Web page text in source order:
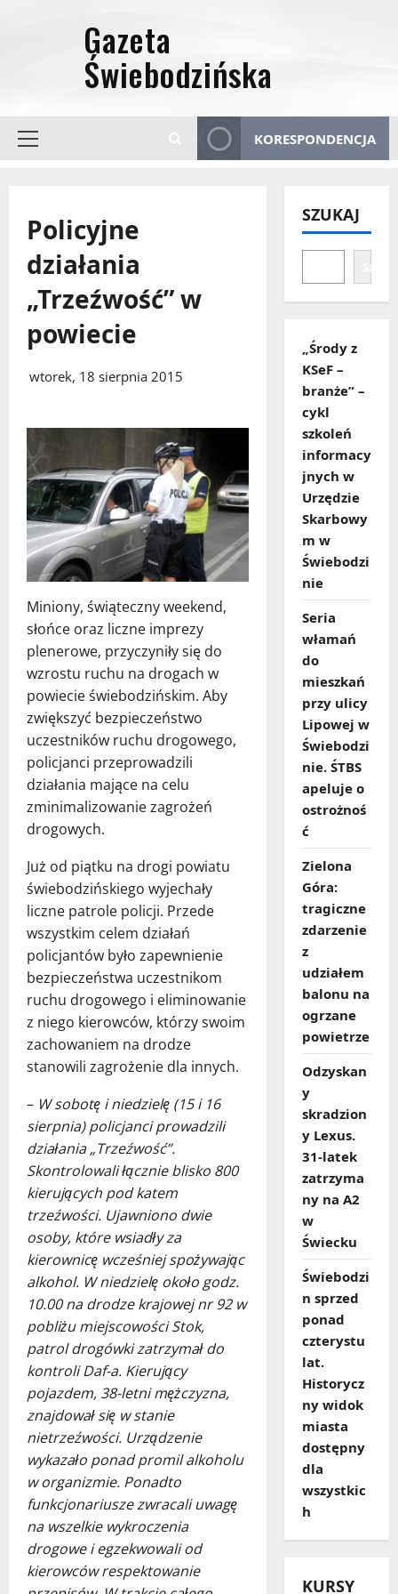
Menu
KORESPONDENCJA
Policyjne
działania
„Trzeźwość” w
powiecie
wtorek, 18 sierpnia 2015
Miniony, świąteczny weekend,
słońce oraz liczne imprezy
plenerowe, przyczyniły się do
wzrostu ruchu na drogach w
powiecie świebodzińskim. Aby
zwiększyć bezpieczeństwo
uczestników ruchu drogowego,
policjanci przeprowadzili
działania mające na celu
zminimalizowanie zagrożeń
drogowych.
Już od piątku na drogi powiatu
świebodzińskiego wyjechały
liczne patrole policji. Przede
wszystkim celem działań
policjantów było zapewnienie
bezpieczeństwa uczestnikom
ruchu drogowego i eliminowanie
z niego kierowców, którzy swoim
zachowaniem na drodze
stanowili zagrożenie dla innych.
– W sobotę i niedzielę (15 i 16
sierpnia) policjanci prowadzili
działania „Trzeźwość”.
Skontrolowali łącznie blisko 800
kierujących pod katem
trzeźwości. Ujawniono dwie
osoby, które wsiadły za
kierownicę wcześniej spożywając
alkohol. W niedzielę około godz.
10.00 na drodze krajowej nr 92 w
pobliżu miejscowości Stok,
patrol drogówki zatrzymał do
kontroli Daf-a. Kierujący
pojazdem, 38-letni mężczyzna,
znajdował się w stanie
nietrzeźwości. Urządzenie
wykazało ponad promil alkoholu
w organizmie. Ponadto
funkcjonariusze zwracali uwagę
na wszelkie wykroczenia
drogowe i egzekwowali od
kierowców respektowanie
SZUKAJ
„Środy z
KSeF –
branże” –
cykl
szkoleń
informacy
jnych w
Urzędzie
Skarbowy
m w
Świebodzi
nie
Seria
włamań
do
mieszkań
przy ulicy
Lipowej w
Świebodzi
nie. ŚTBS
apeluje o
ostrożnoś
ć
Zielona
Góra:
tragiczne
zdarzenie
z
udziałem
balonu na
ogrzane
powietrze
Odzyskan
y
skradzion
y Lexus.
31‑latek
zatrzyma
ny na A2
w
Świecku
Świebodzi
n sprzed
ponad
czterystu
lat.
Historycz
ny widok
miasta
dostępny
dla
wszystkic
h
KURSY